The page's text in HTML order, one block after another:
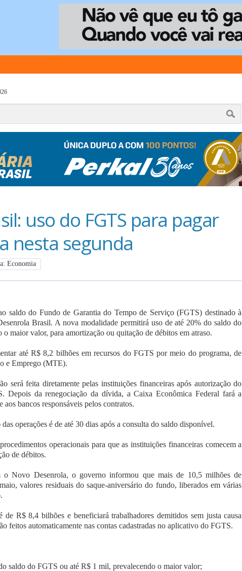
uso do FGTS para pagar
nesta segunda
Economia
saldo do Fundo de Garantia do Tempo de Serviço (FGTS) destinado à
Brasil. A nova modalidade permitirá uso de até 20% do saldo do
maior valor, para amortização ou quitação de débitos em atraso.
até R$ 8,2 bilhões em recursos do FGTS por meio do programa, de
e Emprego (MTE).
será feita diretamente pelas instituições financeiras após autorização do
Depois da renegociação da dívida, a Caixa Econômica Federal fará a
bancos responsáveis pelos contratos.
operações é de até 30 dias após a consulta do saldo disponível.
operacionais para que as instituições financeiras comecem a
de débitos.
Novo Desenrola, o governo informou que mais de 10,5 milhões de
valores residuais do saque-aniversário do fundo, liberados em várias
R$ 8,4 bilhões e beneficiará trabalhadores demitidos sem justa causa
feitos automaticamente nas contas cadastradas no aplicativo do FGTS.
saldo do FGTS ou até R$ 1 mil, prevalecendo o maior valor;